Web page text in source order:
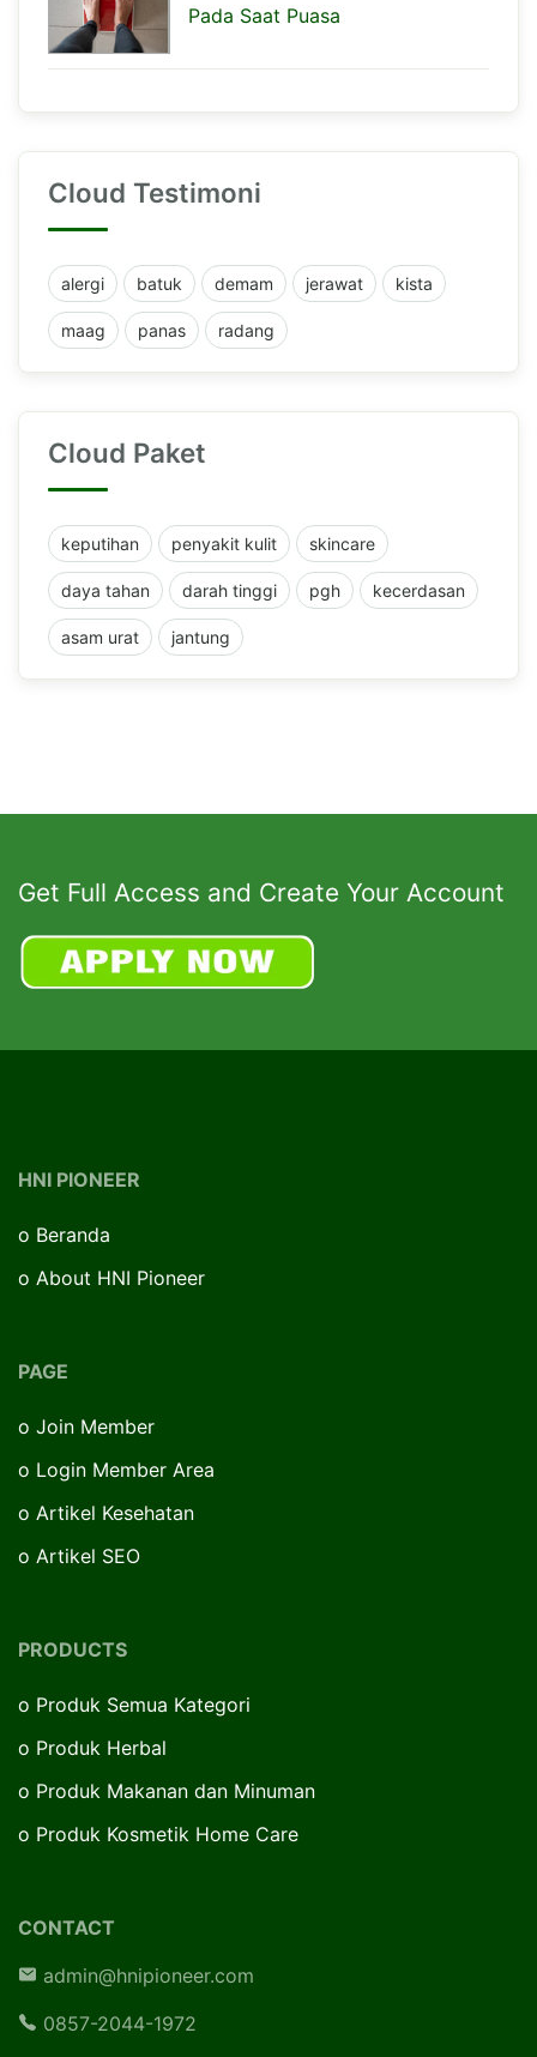
Pada Saat Puasa
Cloud Testimoni
alergi batuk demam jerawat kista
maag panas radang
Cloud Paket
keputihan penyakit kulit skincare
daya tahan darah tinggi pgh kecerdasan
asam urat jantung
Get Full Access and Create Your Account
HNI PIONEER
o Beranda
o About HNI Pioneer
PAGE
o Join Member
o Login Member Area
o Artikel Kesehatan
o Artikel SEO
PRODUCTS
o Produk Semua Kategori
o Produk Herbal
o Produk Makanan dan Minuman
o Produk Kosmetik Home Care
CONTACT
admin@hnipioneer.com
0857-2044-1972